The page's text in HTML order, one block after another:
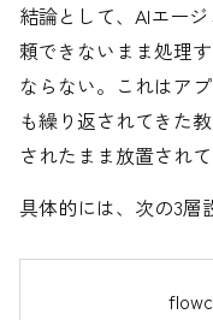
結論として、AIエー
頼できないまま処理
ならない。これはア
も繰り返されてきた
されたまま放置されて
具体的には、次の3層